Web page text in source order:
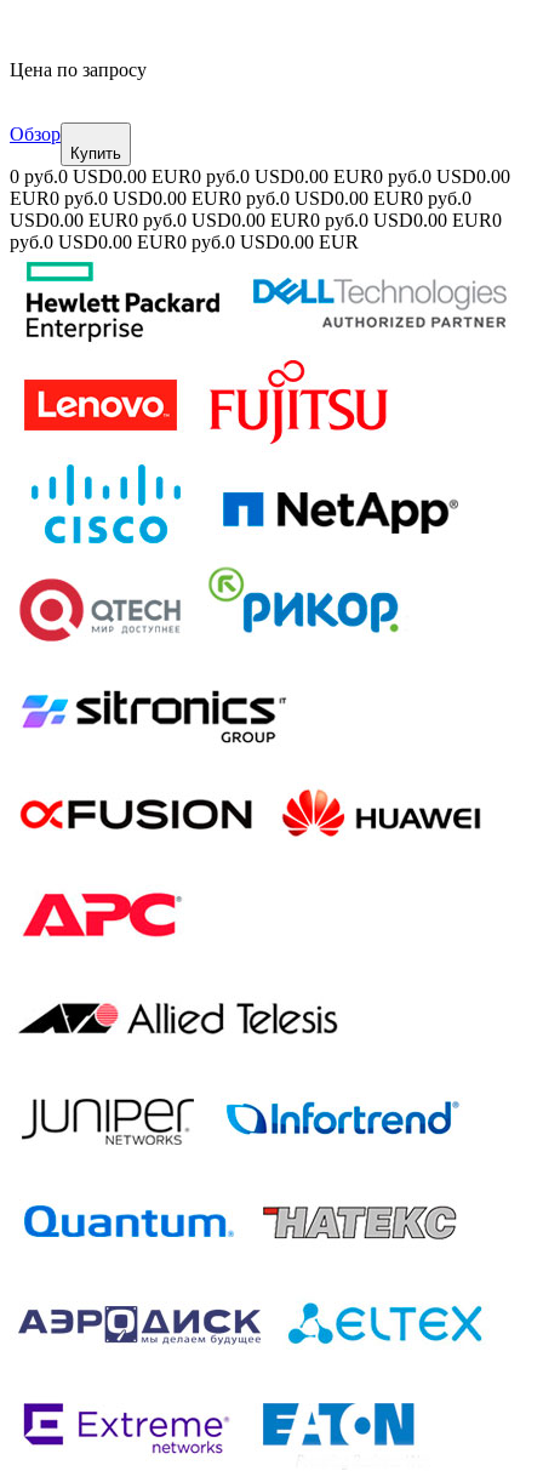
Цена по запросу
Обзор
Купить
0 руб.0 USD0.00 EUR0 руб.0 USD0.00 EUR0 руб.0 USD0.00
EUR0 руб.0 USD0.00 EUR0 руб.0 USD0.00 EUR0 руб.0
USD0.00 EUR0 руб.0 USD0.00 EUR0 руб.0 USD0.00 EUR0
руб.0 USD0.00 EUR0 руб.0 USD0.00 EUR